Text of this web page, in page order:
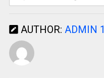
AUTHOR: ADMIN 1